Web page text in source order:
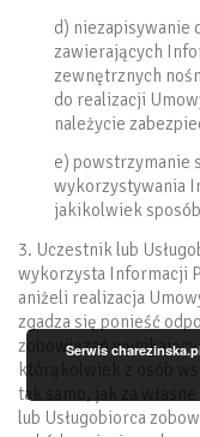
d) niezapisywanie
zawierających
zewnętrznych
do realizacji
należycie
e) powstrzymanie
wykorzystywania
jakikolwiek
3. Uczestnik lub
wykorzysta Informacji
aniżeli realizacja
zgadza się ponieść
zobowiązań
którąkolwiek z osób
tak samo, jak za
lub Usługobiorca
Serwis